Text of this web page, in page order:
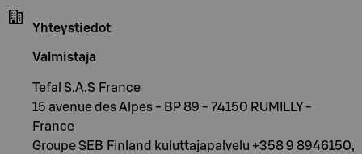
Yhteystiedot
Valmistaja
Tefal S.A.S France
15 avenue des Alpes - BP 89 - 74150 RUMILLY -
France
Groupe SEB Finland kuluttajapalvelu +358 9 8946150,